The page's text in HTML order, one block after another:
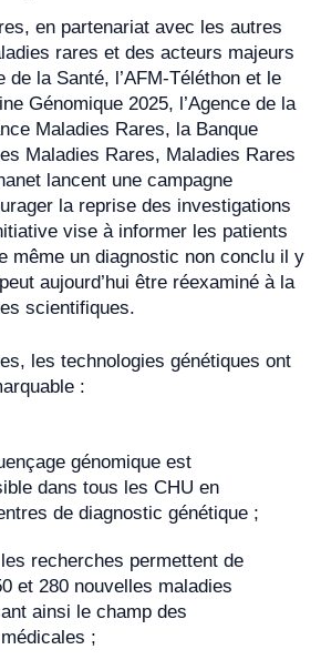
en partenariat avec les autres
rares et des acteurs majeurs
la Santé, l’AFM-Téléthon et le
Génomique 2025, l’Agence de la
Maladies Rares, la Banque
Maladies Rares, Maladies Rares
lancent une campagne
la reprise des investigations
vise à informer les patients
même un diagnostic non conclu il y
aujourd’hui être réexaminé à la
scientifiques.
les technologies génétiques ont
:
génomique est
dans tous les CHU en
de diagnostic génétique ;
recherches permettent de
et 280 nouvelles maladies
ainsi le champ des
;